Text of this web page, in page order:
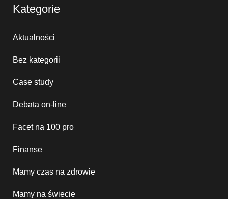
Kategorie
Aktualności
Bez kategorii
Case study
Debata on-line
Facet na 100 pro
Finanse
Mamy czas na zdrowie
Mamy na świecie